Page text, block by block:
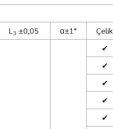
L 3 ±0,05 α±1° Çelik
✔
✔
✔
✔
✔